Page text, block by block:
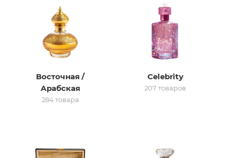
сертификатВосточная /
Арабская
284 товара
Celebrity
207 товаров